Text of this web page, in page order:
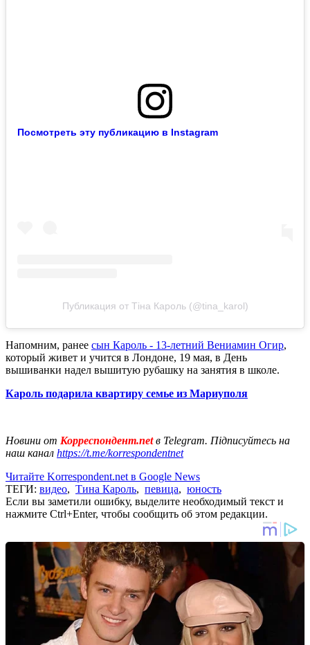
Посмотреть эту публикацию в Instagram
Публикация от Тіна Кароль (@tina_karol)
Напомним, ранее сын Кароль - 13-летний Вениамин Огир,
который живет и учится в Лондоне, 19 мая, в День
вышиванки надел вышитую рубашку на занятия в школе.
Кароль подарила квартиру семье из Мариуполя
Новини от Корреспондент.netв Telegram. Підписуйтесь на
наш канал https://t.me/korrespondentnet
Читайте Korrespondent.net в Google News
ТЕГИ: видео, Тина Кароль, певица, юность
Если вы заметили ошибку, выделите необходимый текст и
нажмите Ctrl+Enter, чтобы сообщить об этом редакции.